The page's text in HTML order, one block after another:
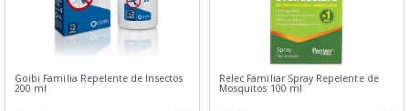
Goibi Familia Repelente de Insectos
200 ml
Relec Familiar Spray Repelente de
Mosquitos 100 ml